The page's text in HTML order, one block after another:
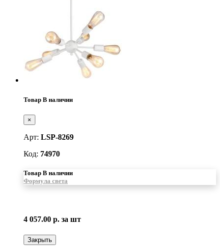
Товар В наличии
×
Арт: LSP-8269
Код: 74970
Товар В наличии
Формула света
4 057.00 р. за шт
Закрыть